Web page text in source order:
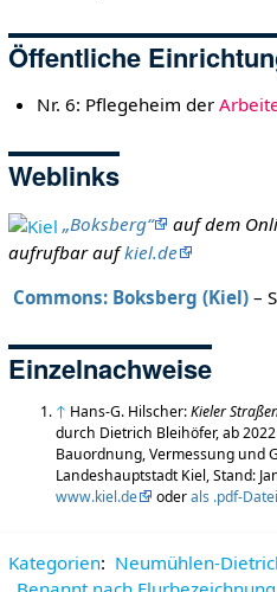
Öffentliche
Nr. 6: Pflegeheim der
Weblinks
„Boksberg“
auf dem
aufrufbar aufkiel.de
Commons: Boksberg (Kiel)–
Einzelnachweise
↑ Hans-G. Hilscher:Kieler
durch Dietrich Bleihöfer, ab
Bauordnung, Vermessung und
Landeshauptstadt Kiel, Stand:
www.kiel.de
oderals .pdf-
Kategorien: Neumühlen-